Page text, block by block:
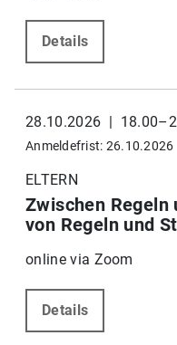
Details
28.10.2026 |
Anmeldefrist: 26.10.2026
ELTERN
Zwischen
von Regeln und
online via Zoom
Details